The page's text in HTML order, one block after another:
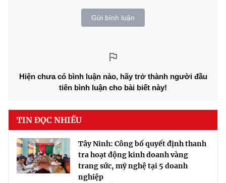
Gửi bình luận
Hiện chưa có bình luận nào, hãy trở thành người đầu
tiên bình luận cho bài biết này!
TIN ĐỌC NHIỀU
Tây Ninh: Công bố quyết định thanh
tra hoạt động kinh doanh vàng
trang sức, mỹ nghệ tại 5 doanh
nghiệp